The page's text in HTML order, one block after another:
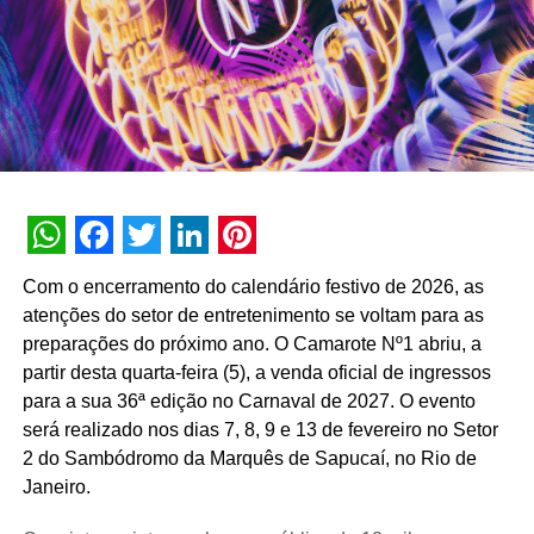
produção dos cartões. A veiculação conta com os
principais meios de comunicação como TV aberta e
fechada, OOH, ampla cobertura em digital e a
participação de influenciadores, como Rubinho
Barrichello e Caio Castro
da REF+, o papel do núcleo de inovação foi essencial em
todas as etapas de construção e execução da ação.
“Fomos pessoalmente à Inglaterra buscar as partes dos
carros de Fórmula 1 que foram utilizados em cada cartão.
Mais do que garantir o alinhamento entre campanha e
patrocínio, o projeto mostra como uma agência em
sinergia com os objetivos de negócio do cliente é capaz
de atuar na ideação de um produto, com certeza fomos
muito além da comunicação”, explica Weverton.
Luiz Arruda, VP de Marketing, Clientes e Dados da Porto,
destaca a longa história de inovação da marca e como a
WhatsApp
Facebook
Twitter
LinkedIn
Pinterest
Com o encerramento do calendário festivo de 2026, as
atenções do setor de entretenimento se voltam para as
preparações do próximo ano. O Camarote Nº1 abriu, a
partir desta quarta-feira (5), a venda oficial de ingressos
para a sua 36ª edição no Carnaval de 2027. O evento
será realizado nos dias 7, 8, 9 e 13 de fevereiro no Setor
2 do Sambódromo da Marquês de Sapucaí, no Rio de
Janeiro.